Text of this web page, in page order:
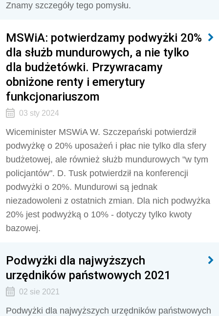
Znamy szczegóły tego pomysłu.
MSWiA: potwierdzamy podwyżki 20%
dla służb mundurowych, a nie tylko
dla budżetówki. Przywracamy
obniżone renty i emerytury
funkcjonariuszom
03 sty 2024
Wiceminister MSWiA W. Szczepański potwierdził
podwyżkę o 20% uposażeń i płac nie tylko dla sfery
budżetowej, ale również służb mundurowych "w tym
policjantów". D. Tusk potwierdził na konferencji
podwyżki o 20%. Mundurowi są jednak
niezadowoleni z ostatnich zmian. Dla nich podwyżka
20% jest podwyżką o 10% - dotyczy tylko kwoty
bazowej.
Podwyżki dla najwyższych
urzędników państwowych 2021
02 sie 2021
Podwyżki dla najwyższych urzędników państwowych